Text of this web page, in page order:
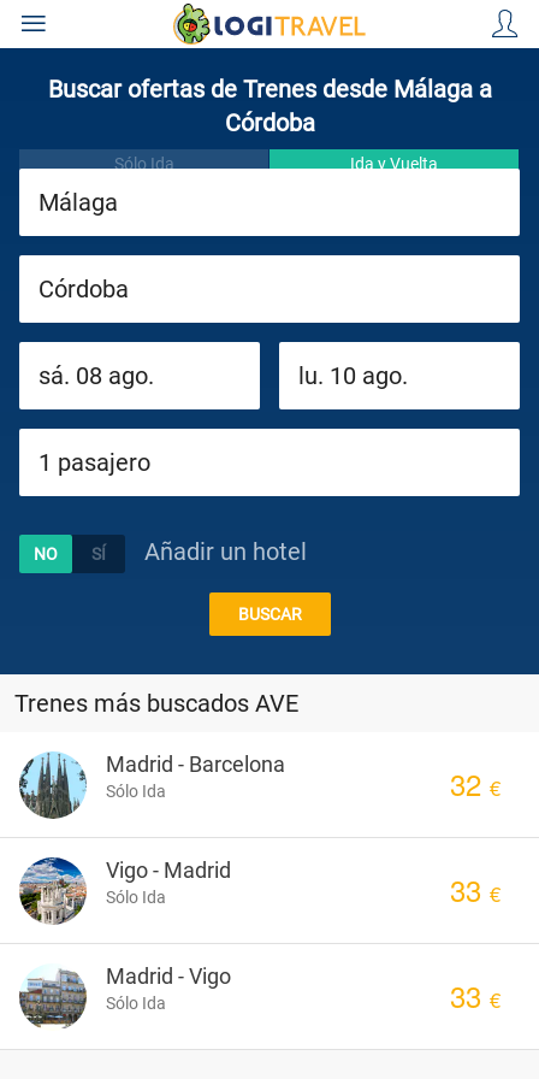
Cruceros
Circuitos
Combinados
Coche
Escapadas
Buscar ofertas de Trenes desde Málaga a
Córdoba
Sólo Ida Ida y Vuelta
Añadir un hotel
BUSCAR
Trenes más buscados AVE
Madrid - Barcelona
Sólo Ida 32 €
oferta
Vigo - Madrid
Sólo Ida 33 €
oferta
Madrid - Vigo
Sólo Ida 33 €
oferta